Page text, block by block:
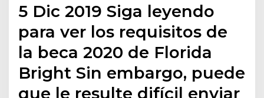
5 Dic 2019 Siga leyendo
para ver los requisitos de
la beca 2020 de Florida
Bright Sin embargo, puede
que le resulte difícil enviar